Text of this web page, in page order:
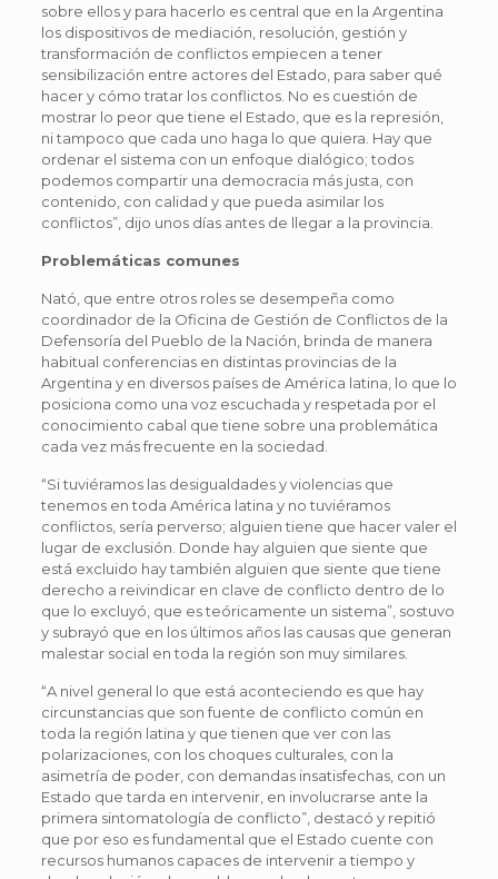
sobre ellos y para hacerlo es central que en la Argentina
los dispositivos de mediación, resolución, gestión y
transformación de conflictos empiecen a tener
sensibilización entre actores del Estado, para saber qué
hacer y cómo tratar los conflictos. No es cuestión de
mostrar lo peor que tiene el Estado, que es la represión,
ni tampoco que cada uno haga lo que quiera. Hay que
ordenar el sistema con un enfoque dialógico; todos
podemos compartir una democracia más justa, con
contenido, con calidad y que pueda asimilar los
conflictos”, dijo unos días antes de llegar a la provincia.
Problemáticas comunes
Nató, que entre otros roles se desempeña como
coordinador de la Oficina de Gestión de Conflictos de la
Defensoría del Pueblo de la Nación, brinda de manera
habitual conferencias en distintas provincias de la
Argentina y en diversos países de América latina, lo que lo
posiciona como una voz escuchada y respetada por el
conocimiento cabal que tiene sobre una problemática
cada vez más frecuente en la sociedad.
“Si tuviéramos las desigualdades y violencias que
tenemos en toda América latina y no tuviéramos
conflictos, sería perverso; alguien tiene que hacer valer el
lugar de exclusión. Donde hay alguien que siente que
está excluido hay también alguien que siente que tiene
derecho a reivindicar en clave de conflicto dentro de lo
que lo excluyó, que es teóricamente un sistema”, sostuvo
y subrayó que en los últimos años las causas que generan
malestar social en toda la región son muy similares.
“A nivel general lo que está aconteciendo es que hay
circunstancias que son fuente de conflicto común en
toda la región latina y que tienen que ver con las
polarizaciones, con los choques culturales, con la
asimetría de poder, con demandas insatisfechas, con un
Estado que tarda en intervenir, en involucrarse ante la
primera sintomatología de conflicto”, destacó y repitió
que por eso es fundamental que el Estado cuente con
recursos humanos capaces de intervenir a tiempo y